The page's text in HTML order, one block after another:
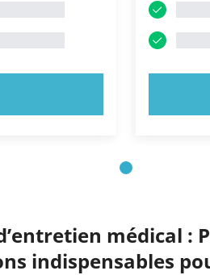
médical :
indispensables